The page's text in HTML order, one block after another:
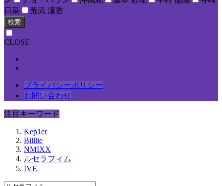
日菜
荒武 凜香
検索
CLOSE
プライバシーポリシー
お問い合わせ
注目キーワード
Kep1er
Billlie
NMIXX
ルセラフィム
IVE